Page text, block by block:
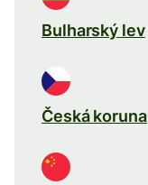
Bulharský lev
Česká koruna